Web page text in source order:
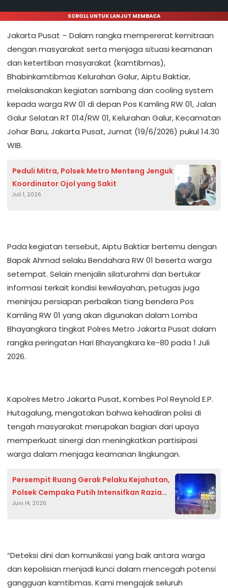
SCROLL UNTUK LANJUT MEMBACA
Jakarta Pusat – Dalam rangka mempererat kemitraan
dengan masyarakat serta menjaga situasi keamanan
dan ketertiban masyarakat (kamtibmas),
Bhabinkamtibmas Kelurahan Galur, Aiptu Baktiar,
melaksanakan kegiatan sambang dan cooling system
kepada warga RW 01 di depan Pos Kamling RW 01, Jalan
Galur Selatan RT 014/RW 01, Kelurahan Galur, Kecamatan
Johar Baru, Jakarta Pusat, Jumat (19/6/2026) pukul 14.30
WIB.
Peduli Mitra, Polsek Metro Menteng Jenguk
Koordinator Ojol yang Sakit
Juli 1, 2026
Pada kegiatan tersebut, Aiptu Baktiar bertemu dengan
Bapak Ahmad selaku Bendahara RW 01 beserta warga
setempat. Selain menjalin silaturahmi dan bertukar
informasi terkait kondisi kewilayahan, petugas juga
meninjau persiapan perbaikan tiang bendera Pos
Kamling RW 01 yang akan digunakan dalam Lomba
Bhayangkara tingkat Polres Metro Jakarta Pusat dalam
rangka peringatan Hari Bhayangkara ke-80 pada 1 Juli
2026.
Kapolres Metro Jakarta Pusat, Kombes Pol Reynold E.P.
Hutagalung, mengatakan bahwa kehadiran polisi di
tengah masyarakat merupakan bagian dari upaya
memperkuat sinergi dan meningkatkan partisipasi
warga dalam menjaga keamanan lingkungan.
Persempit Ruang Gerak Pelaku Kejahatan,
Polsek Cempaka Putih Intensifkan Razia
Stasioner
Juni 14, 2026
“Deteksi dini dan komunikasi yang baik antara warga
dan kepolisian menjadi kunci dalam mencegah potensi
gangguan kamtibmas. Kami mengajak seluruh